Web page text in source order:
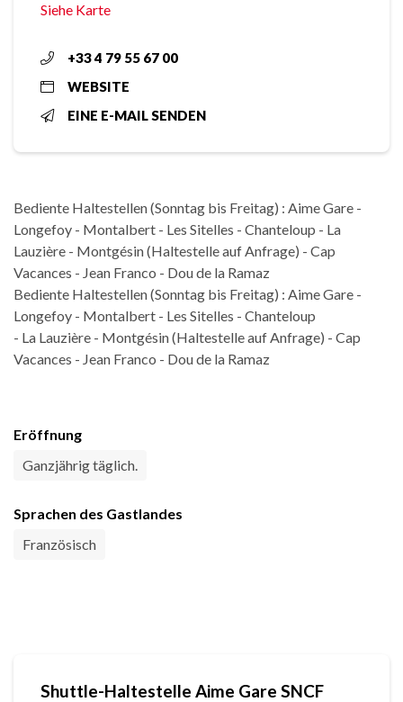
Siehe Karte
+33 4 79 55 67 00
WEBSITE
EINE E-MAIL SENDEN
Bediente Haltestellen (Sonntag bis Freitag) : Aime Gare -
Longefoy - Montalbert - Les Sitelles - Chanteloup - La
Lauzière - Montgésin (Haltestelle auf Anfrage) - Cap
Vacances - Jean Franco - Dou de la Ramaz
Bediente Haltestellen (Sonntag bis Freitag) : Aime Gare -
Longefoy - Montalbert - Les Sitelles - Chanteloup
- La Lauzière - Montgésin (Haltestelle auf Anfrage) - Cap
Vacances - Jean Franco - Dou de la Ramaz
Eröffnung
Ganzjährig täglich.
Sprachen des Gastlandes
Französisch
Shuttle-Haltestelle Aime Gare SNCF